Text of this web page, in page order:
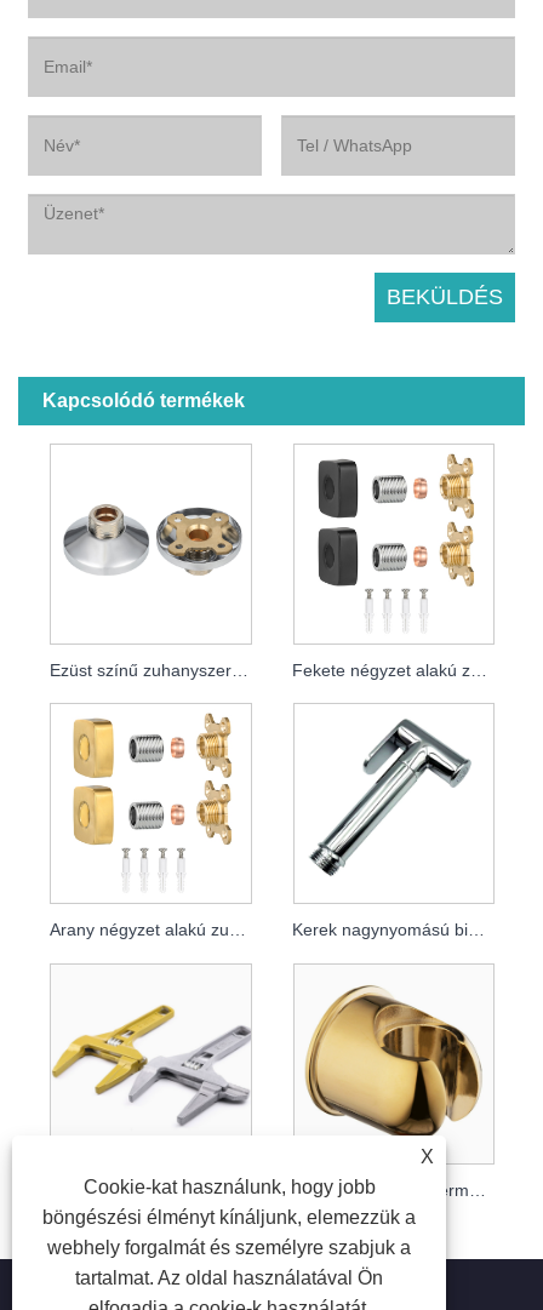
Kapcsolódó termékek
Ezüst színű zuhanyszerelő készletek
Arany négyzet alakú zuhanycsaptelep Kerek nagynyomású bidé permetező, erősítő WC-szórópisztoly a hatékony tisztításhoz
Nagy teherbírású alumíniumötvözet csavarkulcs nagy pofával és rövid fogantyúval
X
Cookie-kat használunk, hogy jobb
böngészési élményt kínáljunk, elemezzük a
webhely forgalmát és személyre szabjuk a
tartalmat. Az oldal használatával Ön